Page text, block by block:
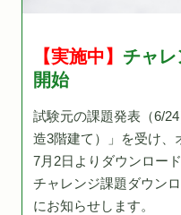
【実施中】 チャ
開始
試験元の課題発表（6/
造3階建て）」を受け、
7月2日よりダウンロー
チャレンジ課題ダウン
にお知らせします。